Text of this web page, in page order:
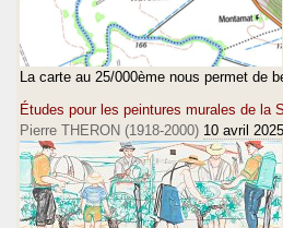
La carte au 25/000ème nous permet de
Études pour les peintures murales de la
Pierre THERON (1918-2000) 10 avril 2025